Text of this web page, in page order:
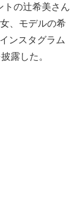
の辻希美さん
、モデルの希
ンスタグラム
露した。